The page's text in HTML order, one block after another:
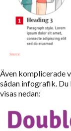
Även komplicerade
sådan infografik. Du
visas nedan: